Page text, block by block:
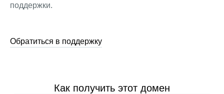
поддержки.
Обратиться в поддержку
Как получить этот домен